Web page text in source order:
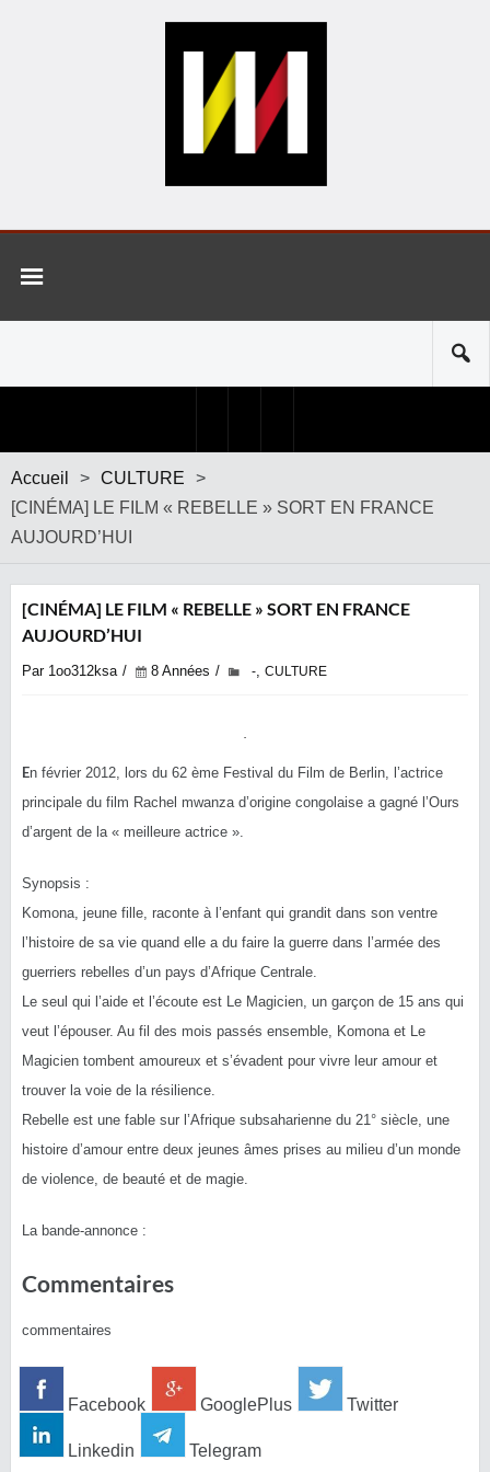
Accueil > CULTURE
>
[CINÉMA] LE FILM « REBELLE » SORT EN FRANCE
AUJOURD’HUI
[CINÉMA] LE FILM « REBELLE » SORT EN FRANCE
AUJOURD’HUI
Par 1oo312ksa 8 Années -, CULTURE
En février 2012, lors du 62 ème Festival du Film de Berlin, l’actrice
principale du film Rachel mwanza d’origine congolaise a gagné l’Ours
d’argent de la « meilleure actrice ».
Synopsis :
Komona, jeune fille, raconte à l’enfant qui grandit dans son ventre
l’histoire de sa vie quand elle a du faire la guerre dans l’armée des
guerriers rebelles d’un pays d’Afrique Centrale.
Le seul qui l’aide et l’écoute est Le Magicien, un garçon de 15 ans qui
veut l’épouser. Au fil des mois passés ensemble, Komona et Le
Magicien tombent amoureux et s’évadent pour vivre leur amour et
trouver la voie de la résilience.
Rebelle est une fable sur l’Afrique subsaharienne du 21° siècle, une
histoire d’amour entre deux jeunes âmes prises au milieu d’un monde
de violence, de beauté et de magie.
La bande-annonce :
Commentaires
commentaires
Facebook GooglePlus Twitter
Linkedin Telegram